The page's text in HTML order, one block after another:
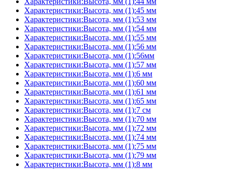
Характеристики:Высота, мм (1):45 мм
Характеристики:Высота, мм (1):53 мм
Характеристики:Высота, мм (1):54 мм
Характеристики:Высота, мм (1):55 мм
Характеристики:Высота, мм (1):56 мм
Характеристики:Высота, мм (1):56мм
Характеристики:Высота, мм (1):57 мм
Характеристики:Высота, мм (1):6 мм
Характеристики:Высота, мм (1):60 мм
Характеристики:Высота, мм (1):61 мм
Характеристики:Высота, мм (1):65 мм
Характеристики:Высота, мм (1):7 см
Характеристики:Высота, мм (1):70 мм
Характеристики:Высота, мм (1):72 мм
Характеристики:Высота, мм (1):74 мм
Характеристики:Высота, мм (1):75 мм
Характеристики:Высота, мм (1):79 мм
Характеристики:Высота, мм (1):8 мм